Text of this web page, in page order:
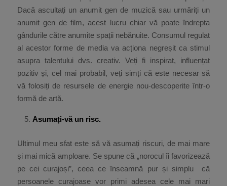
Dacă ascultați un anumit gen de muzică sau urmăriți un
anumit gen de film, acest lucru chiar vă poate îndrepta
gândurile către anumite spații nebănuite. Consumul regulat
al acestor forme de media va acționa negreșit ca stimul
asupra talentului dvs. creativ. Veți fi inspirat, influențat
pozitiv și, cel mai probabil, veți simți că este necesar să
vă folosiți de resursele de energie nou-descoperite într-o
formă de artă.
Asumați-vă un risc.
Ultimul meu sfat este să vă asumați riscuri, de mai mare
și mai mică amploare. Se spune că „norocul îi favorizează
pe cei curajoși”, ceea ce înseamnă pur și simplu că
persoanele curajoase vor primi adesea cele mai mari